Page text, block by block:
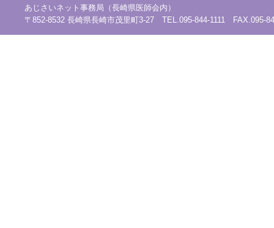
あじさいネット事務局（長崎県医師会内）
〒852-8532 長崎県長崎市茂里町3-27 TEL.095-844-1111 FAX.095-